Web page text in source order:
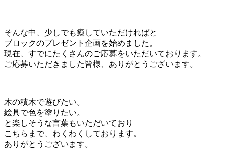
そんな中、少しでも癒していただければと
ブロックのプレゼント企画を始めました。
現在、すでにたくさんのご応募をいただいております。
ご応募いただきました皆様、ありがとうございます。
木の積木で遊びたい。
絵具で色を塗りたい。
と楽しそうな言葉もいただいており
こちらまで、わくわくしております。
ありがとうございます。